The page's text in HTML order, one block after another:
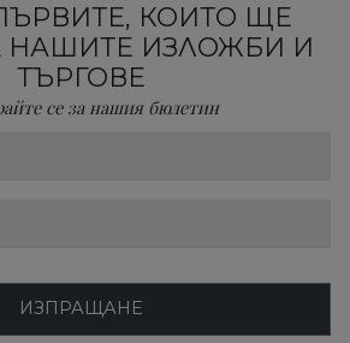
КОИТО ЩЕ
НАШИТЕ ИЗЛОЖБИ И
ТЪРГОВЕ
се за нашия бюлетин
ИЗПРАЩАНЕ